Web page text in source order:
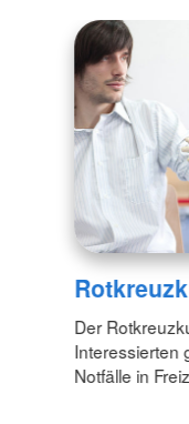
Der
Interessierten
Notfälle in